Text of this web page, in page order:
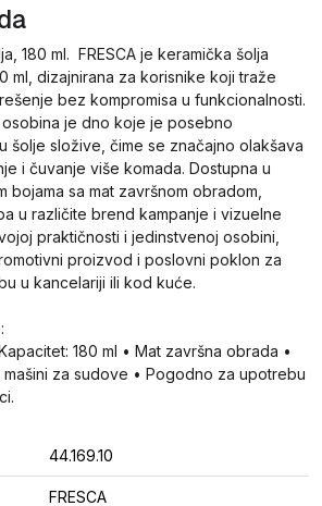
180 ml. FRESCA je keramička šolja
ml, dizajnirana za korisnike koji traže
bez kompromisa u funkcionalnosti.
je dno koje je posebno
šolje složive, čime se značajno olakšava
i čuvanje više komada. Dostupna u
bojama sa mat završnom obradom,
u različite brend kampanje i vizuelne
praktičnosti i jedinstvenoj osobini,
proizvod i poslovni poklon za
u kancelariji ili kod kuće.
180 ml • Mat završna obrada •
za sudove • Pogodno za upotrebu
44.169.10
FRESCA